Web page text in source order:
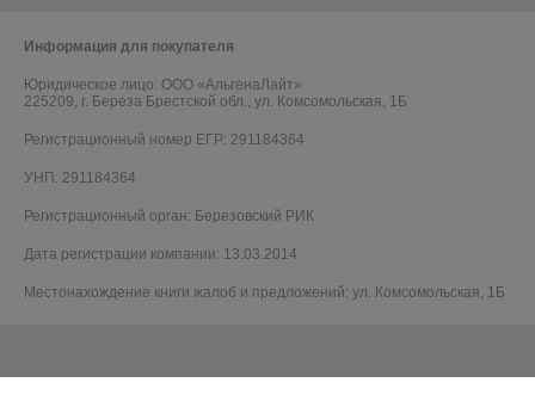
Информация для покупателя
Юридическое лицо: ООО «АльгенаЛайт»
225209, г. Береза Брестской обл., ул. Комсомольская, 1Б
Регистрационный номер ЕГР: 291184364
УНП: 291184364
Регистрационный орган: Березовский РИК
Дата регистрации компании: 13.03.2014
Местонахождение книги жалоб и предложений: ул. Комсомольская, 1Б